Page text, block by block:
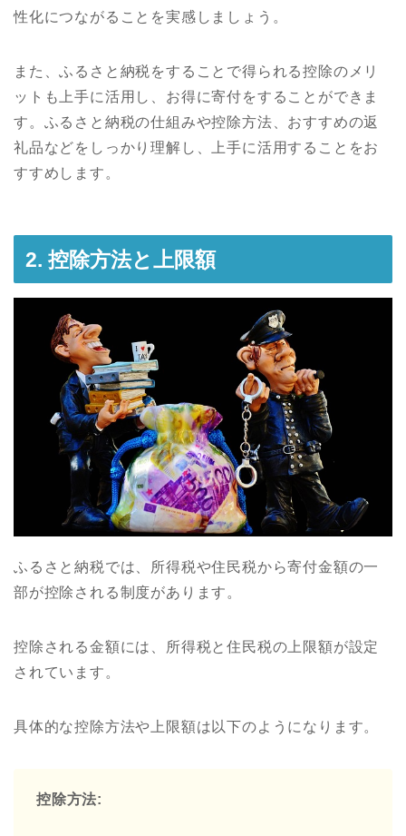
性化につながることを実感しましょう。
また、ふるさと納税をすることで得られる控除のメリ
ットも上手に活用し、お得に寄付をすることができま
す。ふるさと納税の仕組みや控除方法、おすすめの返
礼品などをしっかり理解し、上手に活用することをお
すすめします。
2. 控除方法と上限額
ふるさと納税では、所得税や住民税から寄付金額の一
部が控除される制度があります。
控除される金額には、所得税と住民税の上限額が設定
されています。
具体的な控除方法や上限額は以下のようになります。
控除方法: